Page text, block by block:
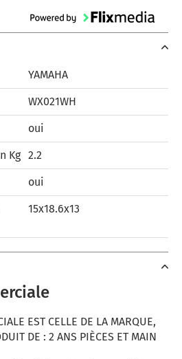
YAMAHA
WX021WH
oui
Kg 2.2
oui
15x18.6x13
EST CELLE DE LA MARQUE,
DE : 2 ANS PIÈCES ET MAIN